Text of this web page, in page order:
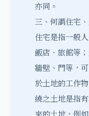
亦同。
三、何謂住宅
住宅是指一般
飯店、旅館等
牆壁、門等，
於土地的工作
繞之土地是指
來的土地，例